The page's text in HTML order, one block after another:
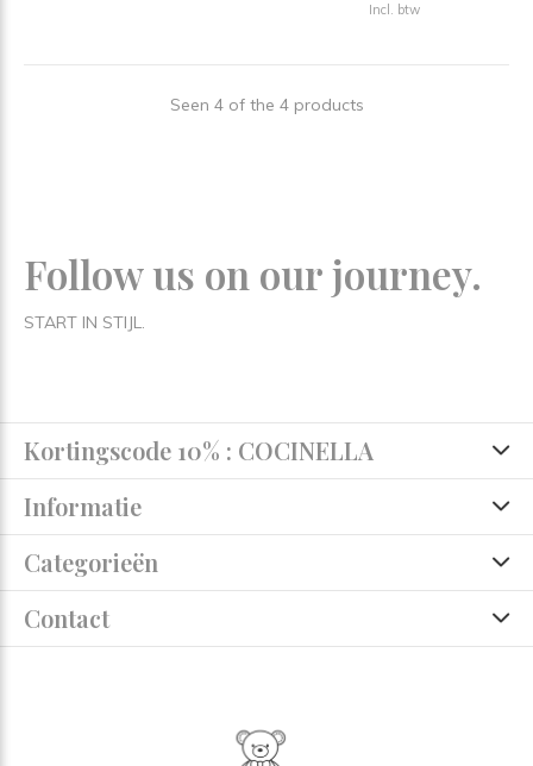
Incl. btw
Seen 4 of the 4 products
Follow us on our journey.
START IN STIJL.
Kortingscode 10% : COCINELLA
Informatie
Categorieën
Contact